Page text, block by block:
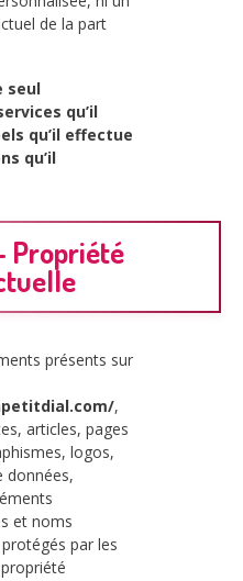
de la part
seul
qu’il
qu’il effectue
qu’il
Propriété
présents sur
,
articles, pages
logos,
données,
et noms
par les